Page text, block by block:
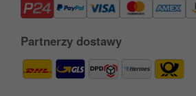
Partnerzy dostawy